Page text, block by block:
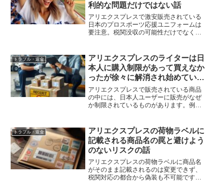
利的な問題だけではない話
アリエクスプレスで激安販売されている
日本のプロスポーツ応援ユニフォームは
要注意。税関没収の可能性だけでなく、
トラブル・返金
アリエクスプレスのライターは日
本人に購入制限があって買えなか
ったが徐々に解消され始めている
話
アリエクスプレスで販売されている商品
の中には、日本人ユーザーに販売がなぜ
か制限されているものがあります。例え
定かではないのですが、何をどうやって
も日本からアクセスしてい...
トラブル・返金
アリエクスプレスの荷物ラベルに
記載される商品名の罠と避けよう
のないリスクの話
アリエクスプレスの荷物ラベルに商品名
がそのまま記載されるのは変更できず、
税関対応の都合から偽装も不可能です。